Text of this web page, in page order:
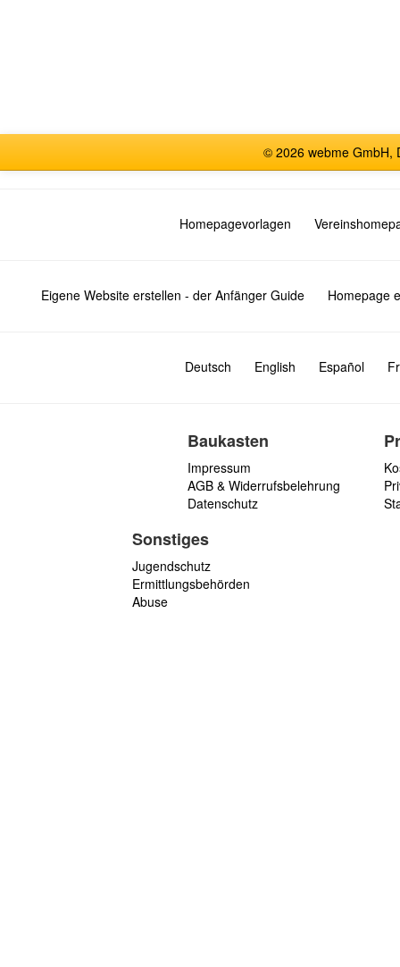
© 2026 webme GmbH,
Homepagevorlagen
Eigene Website erstellen - der Anfänger Guide Homepage
Deutsch English Español
Baukasten
Impressum
AGB & Widerrufsbelehrung
Datenschutz
Sonstiges
Jugendschutz
Ermittlungsbehörden
Abuse